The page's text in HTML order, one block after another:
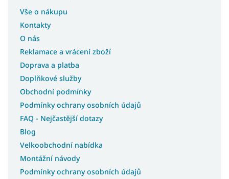
Vše o nákupu
Kontakty
O nás
Reklamace a vrácení zboží
Doprava a platba
Doplňkové služby
Obchodní podmínky
Podmínky ochrany osobních údajů
FAQ - Nejčastější dotazy
Blog
Velkoobchodní nabídka
Montážní návody
Podmínky ochrany osobních údajů